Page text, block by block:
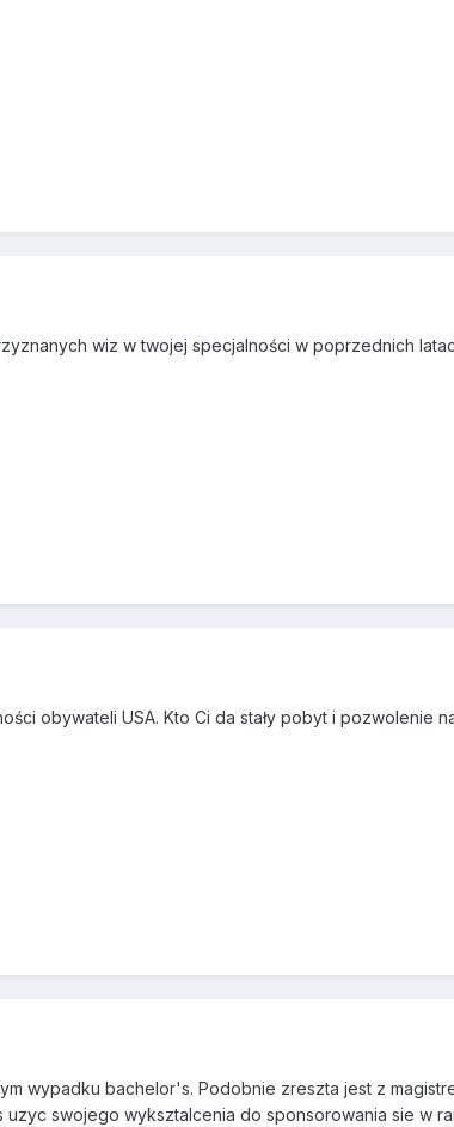
wiz w twojej specjalności w poprzednich
obywateli USA. Kto Ci da stały pobyt i pozwolenie
wypadku bachelor's. Podobnie zreszta jest z
swojego wyksztalcenia do sponsorowania sie w